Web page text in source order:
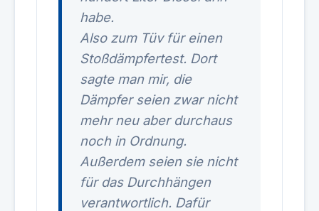
habe.
Also zum Tüv für einen
Stoßdämpfertest. Dort
sagte man mir, die
Dämpfer seien zwar nicht
mehr neu aber durchaus
noch in Ordnung.
Außerdem seien sie nicht
für das Durchhängen
verantwortlich. Dafür